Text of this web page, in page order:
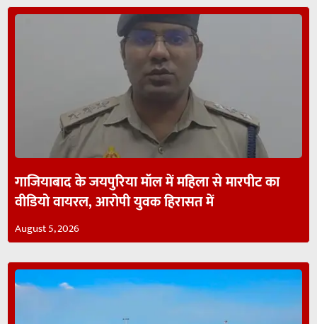
गाजियाबाद के जयपुरिया मॉल में महिला से मारपीट का
वीडियो वायरल, आरोपी युवक हिरासत में
August 5, 2026